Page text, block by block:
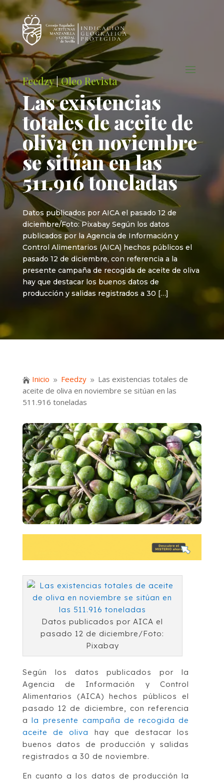
Feedzy|Oleo Revista
Las existencias
totales de aceite de
oliva en noviembre
se sitúan en las
511.916 toneladas
Datos publicados por AICA el pasado 12 de
diciembre/Foto: Pixabay Según los datos
publicados por la Agencia de Información y
Control Alimentarios (AICA) hechos públicos el
pasado 12 de diciembre, con referencia a la
presente campaña de recogida de aceite de oliva
hay que destacar los buenos datos de
producción y salidas registrados a 30 […]
 Inicio 9 Feedzy 9 Las existencias totales de
aceite de oliva en noviembre se sitúan en las
511.916 toneladas
Datos publicados por AICA el
pasado 12 de diciembre/Foto:
Pixabay
Según los datos publicados por la
Agencia de Información y Control
Alimentarios (AICA) hechos públicos el
pasado 12 de diciembre, con referencia
ala presente campaña de recogida de
aceite de oliva hay que destacar los
buenos datos de producción y salidas
registrados a 30 de noviembre.
En cuanto a los datos de producción la